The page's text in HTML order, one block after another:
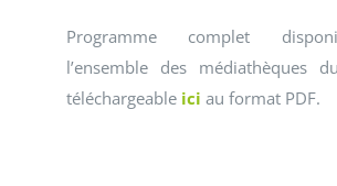
Programme complet
l’ensemble des médiathèques
téléchargeable ici au format PDF.